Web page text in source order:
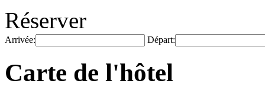
Réserver
Arrivée: Départ:
Carte de l'hôtel